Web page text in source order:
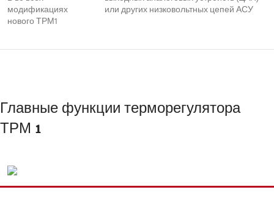
модификациях
нового ТРМ1
или других низковольтных цепей АСУ
Главные функции терморегулятора
ТРМ 1